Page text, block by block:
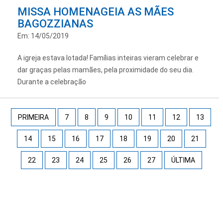
MISSA HOMENAGEIA AS MÃES
BAGOZZIANAS
Em: 14/05/2019
A igreja estava lotada! Famílias inteiras vieram celebrar e
dar graças pelas mamães, pela proximidade do seu dia.
Durante a celebração
PRIMEIRA 7 8 9 10 11 12 13
14 15 16 17 18 19 20 21
22 23 24 25 26 27 ÚLTIMA